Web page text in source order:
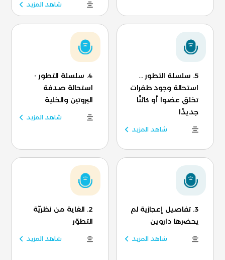
شاهد المزيد
5. سلسلة التطور ...
استحالة وجود طفرات
تخلق عضوًا أو كائنًا
جديدًا
شاهد المزيد
4. سلسلة التطور -
استحالة صدفة
البروتين والخلية
شاهد المزيد
3. تفاصيل إعجازية لم
يحضرها داروين
شاهد المزيد
2. الغاية من نظريّة
التطوّر
شاهد المزيد